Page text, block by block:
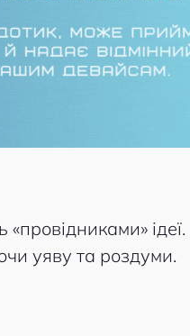
уяву та роздуми.